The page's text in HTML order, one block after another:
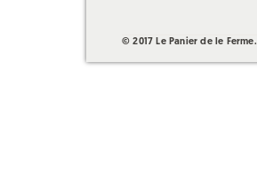
© 2017 Le Panier de le Ferme.